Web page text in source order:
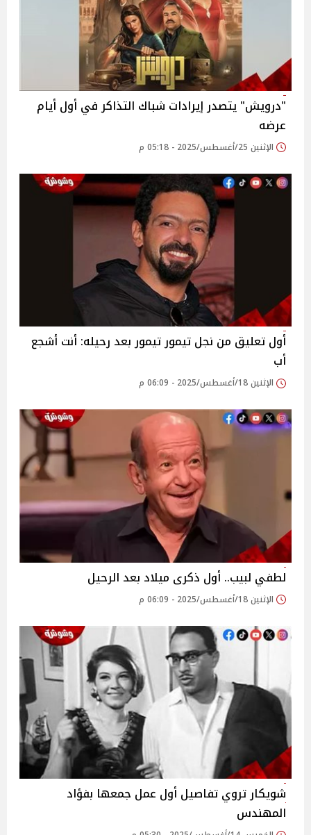
"درويش" يتصدر إيرادات شباك التذاكر في أول أيام
عرضه
الإثنين 25/أغسطس/2025 - 05:18 م
أول تعليق من نجل تيمور تيمور بعد رحيله: أنت أشجع
أب
الإثنين 18/أغسطس/2025 - 06:09 م
لطفي لبيب.. أول ذكرى ميلاد بعد الرحيل‎
الإثنين 18/أغسطس/2025 - 06:09 م
شويكار تروي تفاصيل أول عمل جمعها بفؤاد
المهندس